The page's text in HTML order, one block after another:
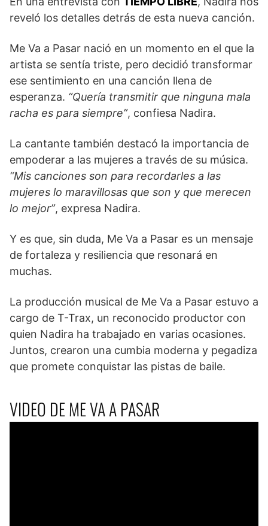
reveló los detalles detrás de esta nueva canción.
Me Va a Pasar nació en un momento en el que la
artista se sentía triste, pero decidió transformar
ese sentimiento en una canción llena de
esperanza. “Quería transmitir que ninguna mala
racha es para siempre”, confiesa Nadira.
La cantante también destacó la importancia de
empoderar a las mujeres a través de su música.
“Mis canciones son para recordarles a las
mujeres lo maravillosas que son y que merecen
lo mejor”, expresa Nadira.
Y es que, sin duda, Me Va a Pasar es un mensaje
de fortaleza y resiliencia que resonará en
muchas.
La producción musical de Me Va a Pasar estuvo a
cargo de T-Trax, un reconocido productor con
quien Nadira ha trabajado en varias ocasiones.
Juntos, crearon una cumbia moderna y pegadiza
que promete conquistar las pistas de baile.
VIDEO DE ME VA A PASAR